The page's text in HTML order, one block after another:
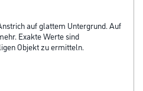
auf glattem Untergrund. Auf
Exakte Werte sind
Objekt zu ermitteln.